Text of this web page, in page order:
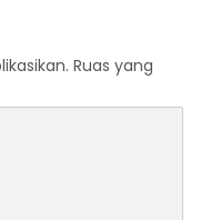
Ruas yang